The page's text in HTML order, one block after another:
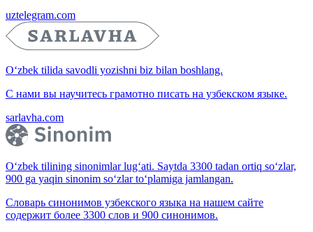
uztelegram.com
O‘zbek tilida savodli yozishni biz bilan boshlang.
С нами вы научитесь грамотно писать на узбекском языке.
sarlavha.com
O‘zbek tilining sinonimlar lug‘ati. Saytda 3300 tadan ortiq so‘zlar,
900 ga yaqin sinonim so‘zlar to‘plamiga jamlangan.
Словарь синонимов узбекского языка на нашем сайте
содержит более 3300 слов и 900 синонимов.